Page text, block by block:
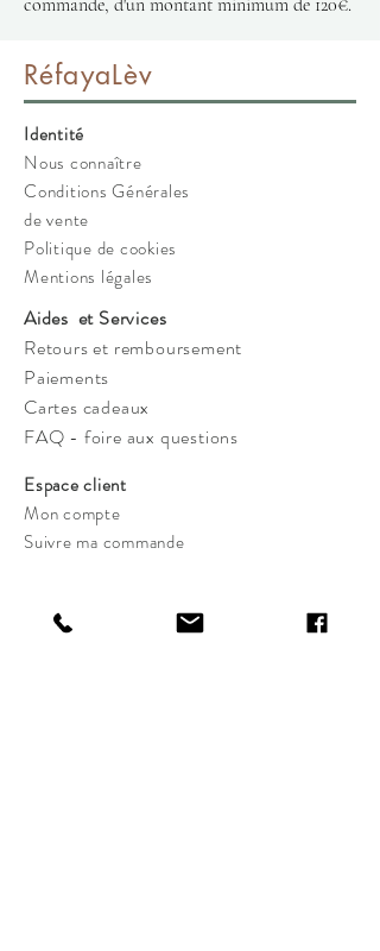
commande, d'un montant minimum de 120€.
RéfayaLèv
Identité
Nous connaître
Conditions Générales
de vente
Politique de cookies
Mentions légales
Aides et Services
Retours et remboursement
Paiements
Cartes cadeaux
FAQ - foire aux questions
Espace client
Mon compte
Suivre ma commande
Produits et Ressources
Boutique